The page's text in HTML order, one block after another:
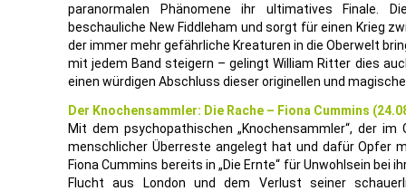
paranormalen Phänomene ihr ultimatives Finale.
beschauliche New Fiddleham und sorgt für einen Krieg
der immer mehr gefährliche Kreaturen in die Oberwelt
mit jedem Band steigern – gelingt William Ritter dies
einen würdigen Abschluss dieser originellen und
Der Knochensammler: Die Rache – Fiona Cummins
Mit dem psychopathischen „Knochensammler“, der im
menschlicher Überreste angelegt hat und dafür Opfer
Fiona Cummins bereits in „Die Ernte“ für Unwohlsein bei
Flucht aus London und dem Verlust seiner